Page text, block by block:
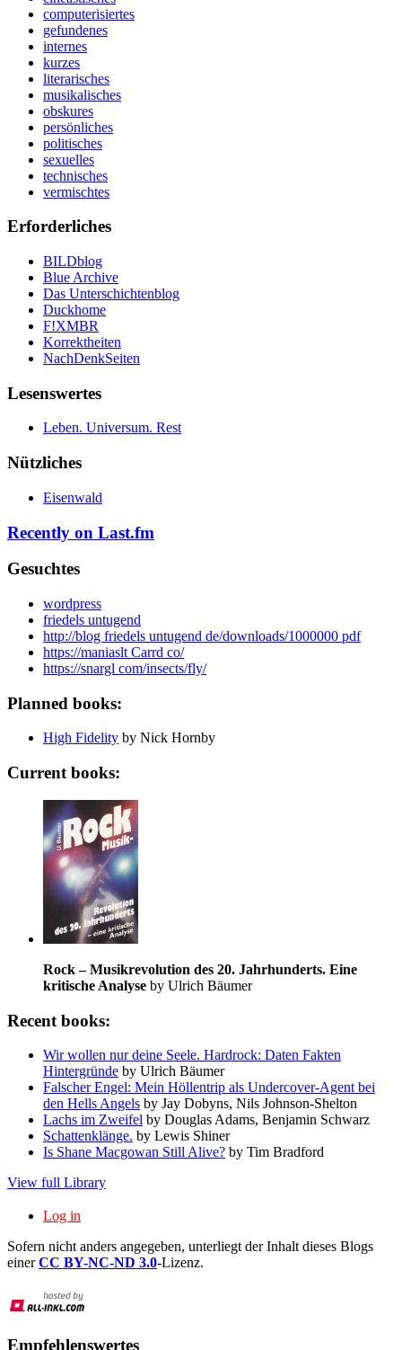
computerisiertes
gefundenes
internes
kurzes
literarisches
musikalisches
obskures
persönliches
politisches
sexuelles
technisches
vermischtes
Erforderliches
BILDblog
Blue Archive
Das Unterschichtenblog
Duckhome
F!XMBR
Korrektheiten
NachDenkSeiten
Lesenswertes
Leben. Universum. Rest
Nützliches
Eisenwald
Recently on Last.fm
Gesuchtes
wordpress
friedels untugend
http://blog friedels untugend de/downloads/1000000 pdf
https://maniaslt Carrd co/
https://snargl com/insects/fly/
Planned books:
High Fidelity by Nick Hornby
Current books:
Rock – Musikrevolution des 20. Jahrhunderts. Eine
kritische Analyse by Ulrich Bäumer
Recent books:
Wir wollen nur deine Seele. Hardrock: Daten Fakten
Hintergründe by Ulrich Bäumer
Falscher Engel: Mein Höllentrip als Undercover-Agent bei
den Hells Angels by Jay Dobyns, Nils Johnson-Shelton
Lachs im Zweifel by Douglas Adams, Benjamin Schwarz
Schattenklänge. by Lewis Shiner
Is Shane Macgowan Still Alive? by Tim Bradford
View full Library
Log in
Sofern nicht anders angegeben, unterliegt der Inhalt dieses Blogs
einerCC BY-NC-ND 3.0-Lizenz.
Empfehlenswertes